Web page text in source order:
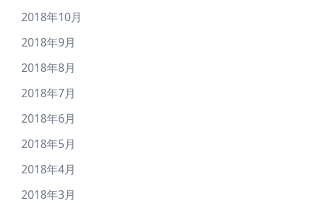
2018年10月
2018年9月
2018年8月
2018年7月
2018年6月
2018年5月
2018年4月
2018年3月